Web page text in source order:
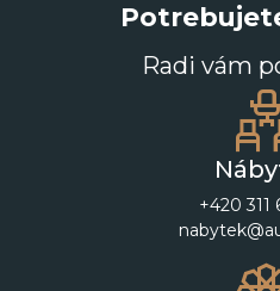
Radi vám
+420 311